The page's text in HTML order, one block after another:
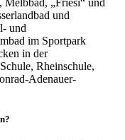
und
und
im Sportpark
in der
Rheinschule,
Adenauer-